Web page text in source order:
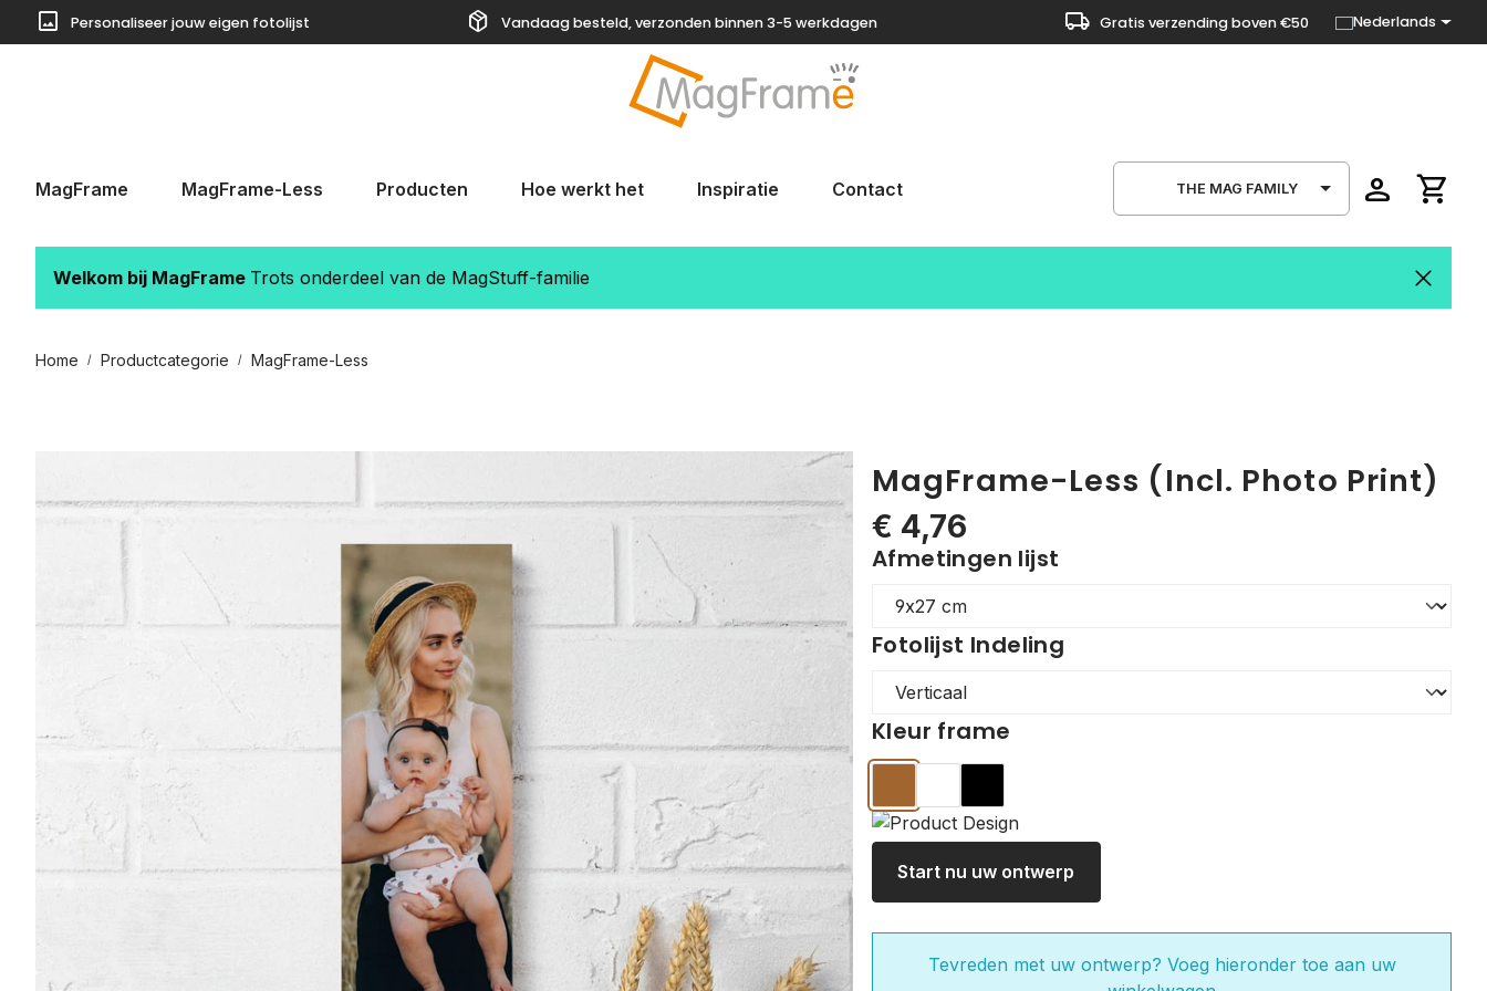
naar de hoofdinhoud
Ga naar de zoekopdracht
Ga naar de hoofdnavigatie
image Personaliseer jouw eigen fotolijst package_2 Vandaag besteld, verzonden binnen 3-5 werkdagen local_shipping Gratis verzending boven €50 Nederlands
MagFrame MagFrame-Less Producten Hoe werkt het Inspiratie Contact THE MAG FAMILY person shopping_cart
Welkom bij MagFrame Trots onderdeel van de MagStuff-familie
Home / Productcategorie / MagFrame-Less
MagFrame-Less (Incl. Photo Print)
€ 4,76
Afmetingen lijst
Fotolijst Indeling
Kleur frame
Start nu uw ontwerp
Tevreden met uw ontwerp? Voeg hieronder toe aan uw